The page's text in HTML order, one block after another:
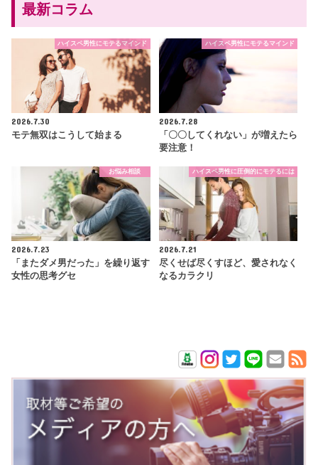
最新コラム
ハイスペ男性にモテるマインド
2026.7.30
モテ無双はこうして始まる
ハイスペ男性にモテるマインド
2026.7.28
「〇〇してくれない」が増えたら
要注意！
お悩み相談
2026.7.23
「またダメ男だった」を繰り返す
女性の思考グセ
ハイスペ男性に圧倒的にモテるには
2026.7.21
尽くせば尽くすほど、愛されなく
なるカラクリ